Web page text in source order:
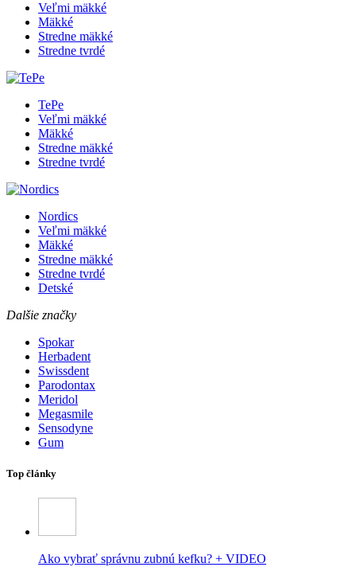
Veľmi mäkké
Mäkké
Stredne mäkké
Stredne tvrdé
TePe
Veľmi mäkké
Mäkké
Stredne mäkké
Stredne tvrdé
Nordics
Veľmi mäkké
Mäkké
Stredne mäkké
Stredne tvrdé
Detské
Dalšie značky
Spokar
Herbadent
Swissdent
Parodontax
Meridol
Megasmile
Sensodyne
Gum
Top články
Ako vybrať správnu zubnú kefku? + VIDEO